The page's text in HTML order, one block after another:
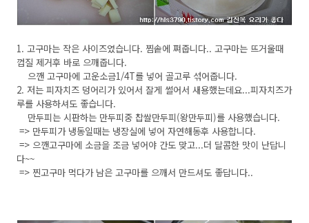
1. 고구마는 작은 사이즈였습니다. 찜솥에 쪄줍니다.. 고구마는 뜨거울때
껍질 제거후 바로 으깨줍니다.
으깬 고구마에 고운소금1/4T를 넣어 골고루 섞어줍니다.
2. 저는 피자치즈 덩어리가 있어서 잘게 썰어서 새용했는데요...피자치즈가
루를 사용하셔도 좋습니다.
만두피는 시판하는 만두피중 찹쌀만두피(왕만두피)를 사용했습니다.
=> 만두피가 냉동일때는 냉장실에 넣어 자연해동후 사용합니다.
=> 으깬고구마에 소금을 조금 넣어야 간도 맞고...더 달콤한 맛이 난답니
다~~
=> 찐고구마 먹다가 남은 고구마를 으깨서 만드셔도 좋답니다..